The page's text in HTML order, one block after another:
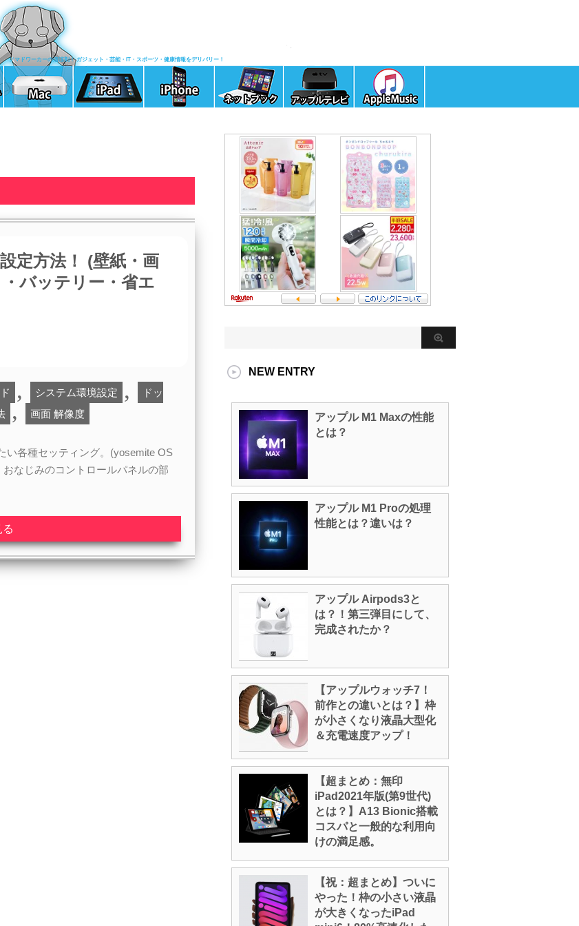
ノマドワーカーの清涼剤！ ガジェット・芸能・IT・スポーツ・健康情報をデリバリー！
定方法！ (壁紙・画
バッテリー・省エ
, システム環境設定 ,
ドッ
, 画面 解像度
い各種セッティング。(yosemite OS
なじみのコントロールパネルの部
NEW ENTRY
アップル M1 Maxの性能
とは？
アップル M1 Proの処理
性能とは？違いは？
アップル Airpods3と
は？！第三弾目にして、
完成されたか？
【アップルウォッチ7！
前作との違いとは？】枠
が小さくなり液晶大型化
＆充電速度アップ！
【超まとめ：無印
iPad2021年版(第9世代)
とは？】A13 Bionic搭載
コスパと一般的な利用向
けの満足感。
【祝：超まとめ】ついに
やった！枠の小さい液晶
が大きくなったiPad